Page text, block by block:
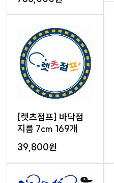
[렛츠점프] 바닥점
지름 7cm 169개
39,800원